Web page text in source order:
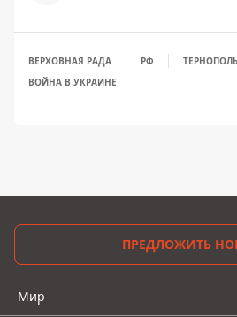
ВЕРХОВНАЯ РАДА РФ ТЕРНОПОЛЬ
ВОЙНА В УКРАИНЕ
ПРЕДЛОЖИТЬ
Мир